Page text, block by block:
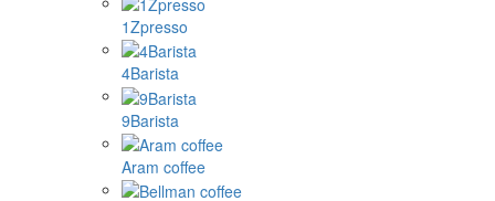
1Zpresso
4Barista
9Barista
Aram coffee